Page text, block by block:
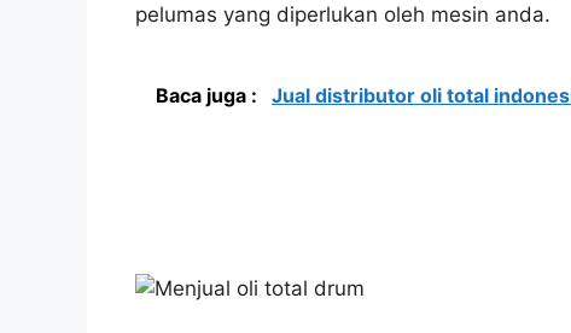
pelumas yang diperlukan oleh mesin anda.
Baca juga : Jual distributor oli total